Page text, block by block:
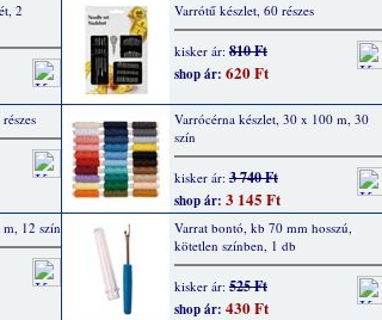
2
Varrótű készlet, 60 részes
kisker ár: 810 Ft
shop ár: 620 Ft
Varrócérna készlet, 30 x 100 m, 30
szín
kisker ár: 3 740 Ft
shop ár: 3 145 Ft
12 szín
Varrat bontó, kb 70 mm hosszú,
kötetlen színben, 1 db
kisker ár: 525 Ft
shop ár: 430 Ft